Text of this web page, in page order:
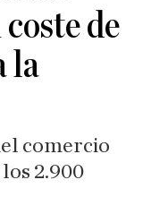
de
la
comercio
2.900